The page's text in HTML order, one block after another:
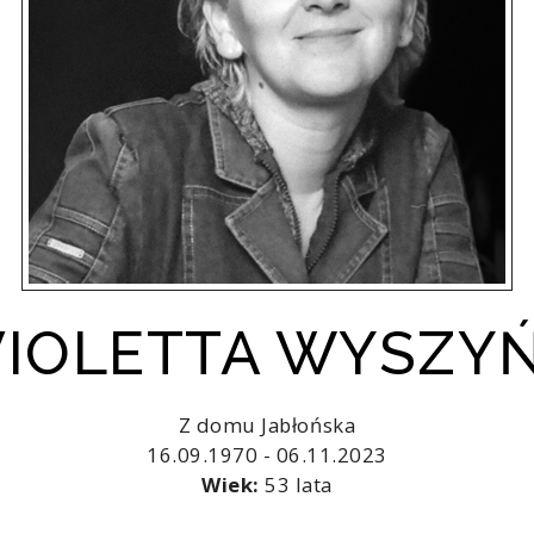
Z domu Jabłońska
16.09.1970 - 06.11.2023
Wiek: 53 lata